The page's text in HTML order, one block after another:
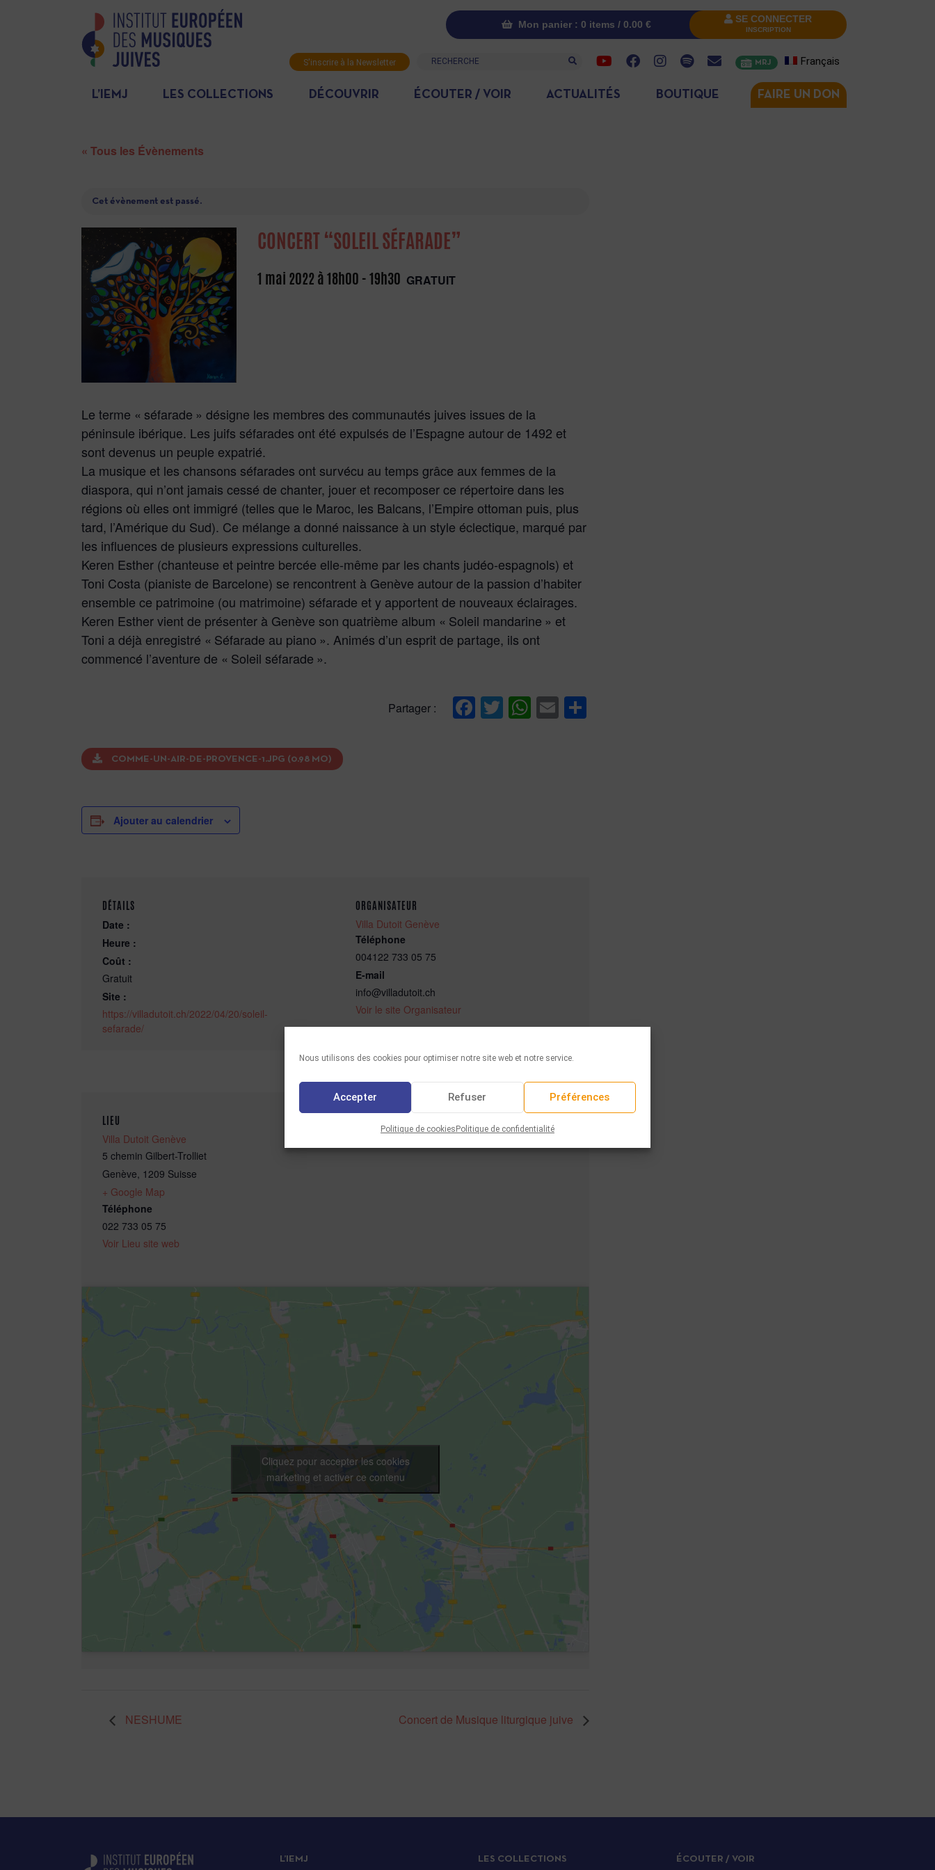
Nous utilisons des cookies pour optimiser notre site web et notre service.
Accepter Refuser Préférences
Politique de cookiesPolitique de confidentialité
Mon panier : 0 items / 0.00 € SE CONNECTER
INSCRIPTION
S'inscrire à la Newsletter Recherche MRJ Français
L’IEMJ LES COLLECTIONS DÉCOUVRIR ÉCOUTER / VOIR ACTUALITÉS BOUTIQUE FAIRE UN DON
« Tous les Évènements
Cet évènement est passé.
CONCERT “SOLEIL SÉFARADE”
1 mai 2022 à 18h00 -19h30 GRATUIT
Le terme « séfarade » désigne les membres des communautés juives issues de la
péninsule ibérique. Les juifs séfarades ont été expulsés de l’Espagne autour de 1492 et
sont devenus un peuple expatrié.
La musique et les chansons séfarades ont survécu au temps grâce aux femmes de la
diaspora, qui n’ont jamais cessé de chanter, jouer et recomposer ce répertoire dans les
régions où elles ont immigré (telles que le Maroc, les Balcans, l’Empire ottoman puis, plus
tard, l’Amérique du Sud). Ce mélange a donné naissance à un style éclectique, marqué par
les influences de plusieurs expressions culturelles.
Keren Esther (chanteuse et peintre bercée elle-même par les chants judéo-espagnols) et
Toni Costa (pianiste de Barcelone) se rencontrent à Genève autour de la passion d’habiter
ensemble ce patrimoine (ou matrimoine) séfarade et y apportent de nouveaux éclairages.
Keren Esther vient de présenter à Genève son quatrième album « Soleil mandarine » et
Toni a déjà enregistré « Séfarade au piano ». Animés d’un esprit de partage, ils ont
commencé l’aventure de « Soleil séfarade ».
Partager : Facebook
TwitterWhatsApp
Email
COMME-UN-AIR-DE-PROVENCE-1.JPG (0.98 MO)
Ajouter au calendrier
DÉTAILS
Date :
Heure :
Coût :
Gratuit
Site :
https://villadutoit.ch/2022/04/20/soleil-
sefarade/
ORGANISATEUR
Villa Dutoit Genève
Téléphone
004122 733 05 75
E-mail
info@villadutoit.ch
Voir le site Organisateur
LIEU
Villa Dutoit Genève
5 chemin Gilbert-Trolliet
Genève, 1209 Suisse
+ Google Map
Téléphone
022 733 05 75
Voir Lieu site web
Cliquez pour accepter les cookies
marketing et activer ce contenu
NESHUME Concert de Musique liturgique juive
L’IEMJ LES COLLECTIONS ÉCOUTER / VOIR